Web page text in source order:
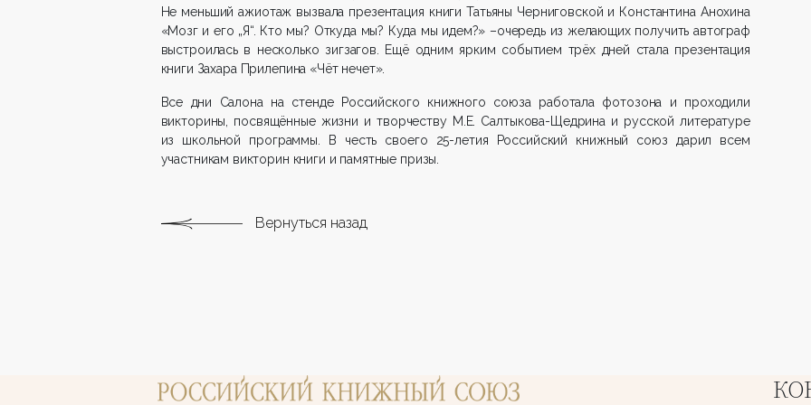
Не меньший ажиотаж вызвала презентация книги Татьяны Черниговской и Константина Анохина
«Мозг и его „Я“. Кто мы? Откуда мы? Куда мы идем?» –очередь из желающих получить автограф
выстроилась в несколько зигзагов. Ещё одним ярким событием трёх дней стала презентация
книги Захара Прилепина «Чёт нечет».
Все дни Салона на стенде Российского книжного союза работала фотозона и проходили
викторины, посвящённые жизни и творчеству М.Е. Салтыкова-Щедрина и русской литературе
из школьной программы. В честь своего 25-летия Российский книжный союз дарил всем
участникам викторин книги и памятные призы.
Вернуться назад